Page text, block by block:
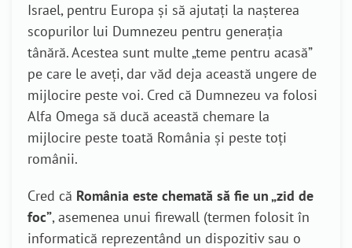
Israel, pentru Europa și să ajutați la nașterea
scopurilor lui Dumnezeu pentru generația
tânără. Acestea sunt multe „teme pentru acasă”
pe care le aveți, dar văd deja această ungere de
mijlocire peste voi. Cred că Dumnezeu va folosi
Alfa Omega să ducă această chemare la
mijlocire peste toată România și peste toți
românii.
Cred că România este chemată să fie un „zid de
foc”, asemenea unui firewall (termen folosit în
informatică reprezentând un dispozitiv sau o